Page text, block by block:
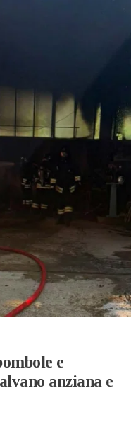
e
anziana e